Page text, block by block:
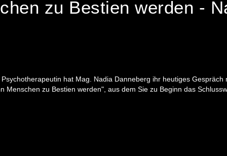
zu Bestien werden -
hat Mag. Nadia Danneberg ihr heutiges
Menschen zu Bestien werden", aus dem Sie zu Beginn das